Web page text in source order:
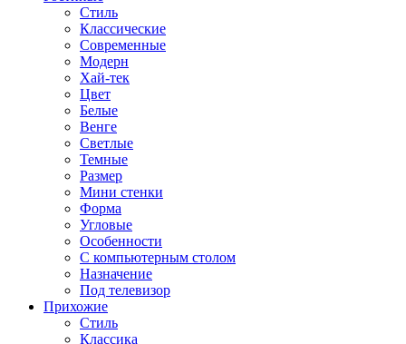
Стиль
Классические
Современные
Модерн
Хай-тек
Цвет
Белые
Венге
Светлые
Темные
Размер
Мини стенки
Форма
Угловые
Особенности
С компьютерным столом
Назначение
Под телевизор
Прихожие
Стиль
Классика